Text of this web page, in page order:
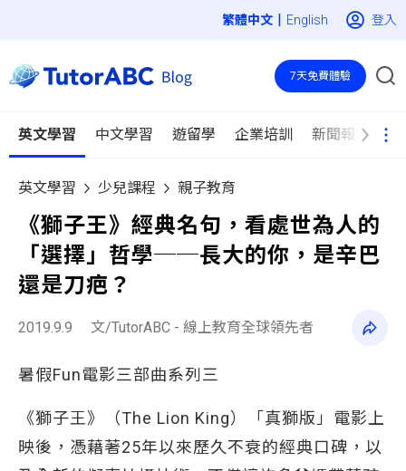
| English 登入
英文學習 中文學習 遊留學 企業培訓 新聞報導
7天免費體驗
英文學習 少兒課程 親子教育
《獅子王》經典名句，看處世為人的
「選擇」哲學──長大的你，是辛巴
還是刀疤？
2019.9.9 文/TutorABC - 線上教育全球領先者
暑假Fun電影三部曲系列三
《獅子王》（The Lion King）「真獅版」電影上
映後，憑藉著25年以來歷久不衰的經典口碑，以